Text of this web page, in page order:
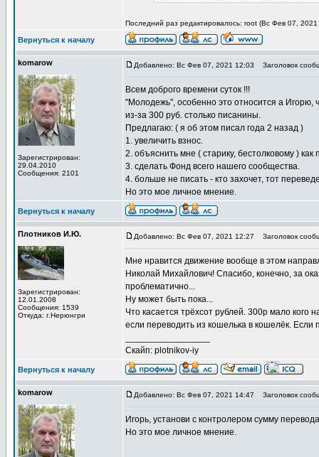
Последний раз редактировалось: root (Вс Фев 07, 2021
Вернуться к началу
komarow
Зарегистрирован:
29.04.2010
Сообщения: 2101
Добавлено: Вс Фев 07, 2021 12:03 Заголовок
Всем доброго времени суток !!!
"Молодежь", особенно это относится а Игорю,
из-за 300 руб. столько писанины.
Предлагаю: ( я об этом писал года 2 назад )
1. увеличить взнос.
2. объяснить мне ( старику, бестолковому ) как
3. сделать Фонд всего нашего сообщества.
4. больше не писать - кто захочет, тот
Но это мое личное мнение.
Вернуться к началу
Плотников И.Ю.
Зарегистрирован:
12.01.2008
Сообщения: 1539
Откуда: г.Нерюнгри
Добавлено: Вс Фев 07, 2021 12:27 Заголовок
Мне нравится движение вообще в этом
Николай Михайлович! Спасибо, конечно, за
проблематично...
Ну может быть пока...
Что касается трёхсот рублей. 300р мало кого
если переводить из кошелька в кошелёк.
Скайп: plotnikov-iy
Вернуться к началу
komarow Добавлено: Вс Фев 07, 2021 14:47 Заголовок
Игорь, установи с контролером сумму
Но это мое личное мнение.